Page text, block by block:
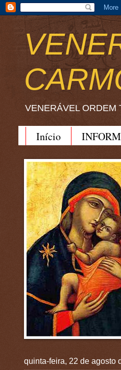
VENERÁVEL ORDEM
Início
quinta-feira, 22 de agosto